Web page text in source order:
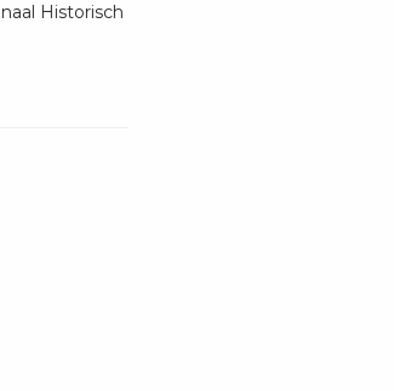
Historisch